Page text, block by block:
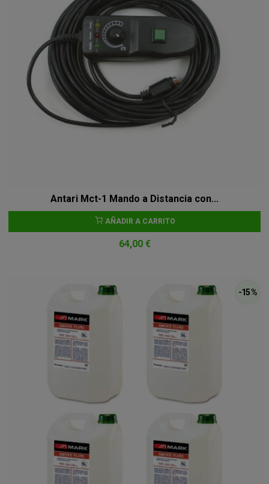
Antari Mct-1 Mando a Distancia con...
AÑADIR A CARRITO
64,00 €
-15 %